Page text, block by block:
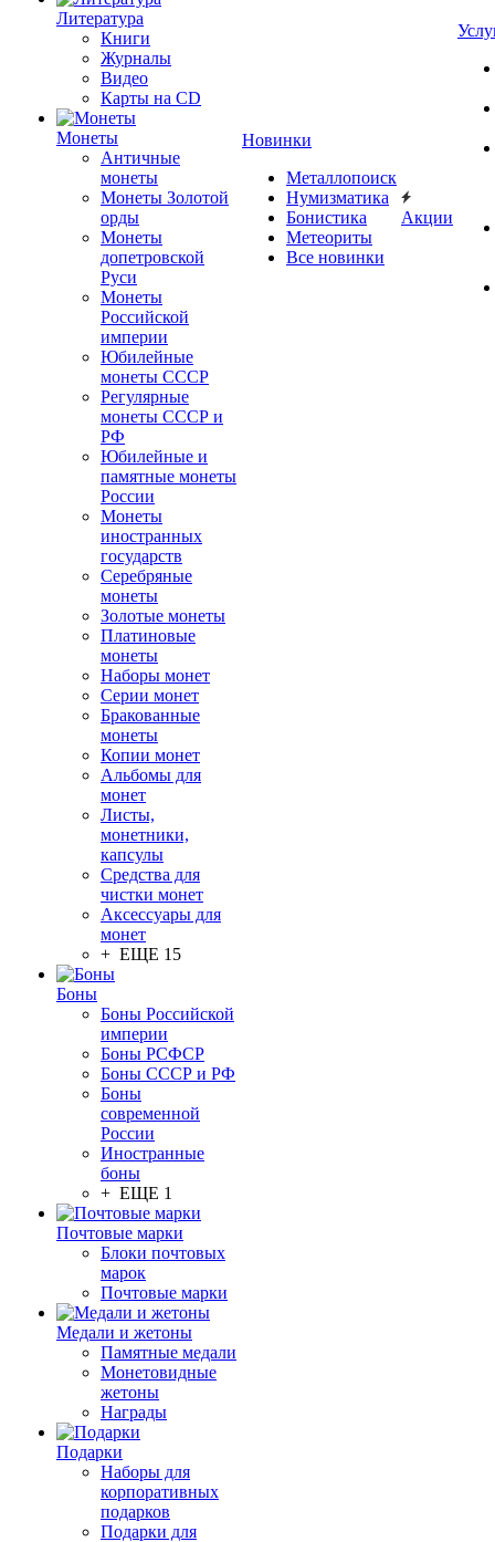
Литература
Книги
Журналы
Видео
Карты на CD
Монеты
Античные
монеты
Монеты Золотой
орды
Монеты
допетровской
Руси
Монеты
Российской
империи
Юбилейные
монеты СССР
Регулярные
монеты СССР и
РФ
Юбилейные и
памятные монеты
России
Монеты
иностранных
государств
Серебряные
монеты
Золотые монеты
Платиновые
монеты
Наборы монет
Серии монет
Бракованные
монеты
Копии монет
Альбомы для
монет
Листы,
монетники,
капсулы
Средства для
чистки монет
Аксессуары для
монет
+ ЕЩЕ 15
Боны
Боны Российской
империи
Боны РСФСР
Боны СССР и РФ
Боны
современной
России
Иностранные
боны
+ ЕЩЕ 1
Почтовые марки
Блоки почтовых
марок
Почтовые марки
Медали и жетоны
Памятные медали
Монетовидные
жетоны
Награды
Подарки
Наборы для
корпоративных
подарков
Подарки для
Новинки
Металлопоиск
Нумизматика
Бонистика
Метеориты
Все новинки
Акции